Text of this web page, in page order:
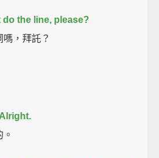
the line, please?
，拜託？